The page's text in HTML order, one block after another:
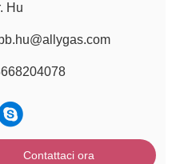
Hu
Contattaci ora